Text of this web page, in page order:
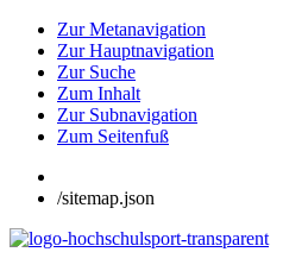
Zur Metanavigation
Zur Hauptnavigation
Zur Suche
Zum Inhalt
Zur Subnavigation
Zum Seitenfuß
/sitemap.json